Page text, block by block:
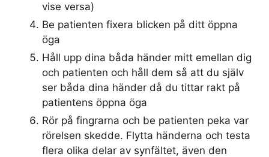
vise versa)
Be patienten fixera blicken på ditt öppna
öga
Håll upp dina båda händer mitt emellan dig
och patienten och håll dem så att du själv
ser båda dina händer då du tittar rakt på
patientens öppna öga
Rör på fingrarna och be patienten peka var
rörelsen skedde. Flytta händerna och testa
flera olika delar av synfältet, även den